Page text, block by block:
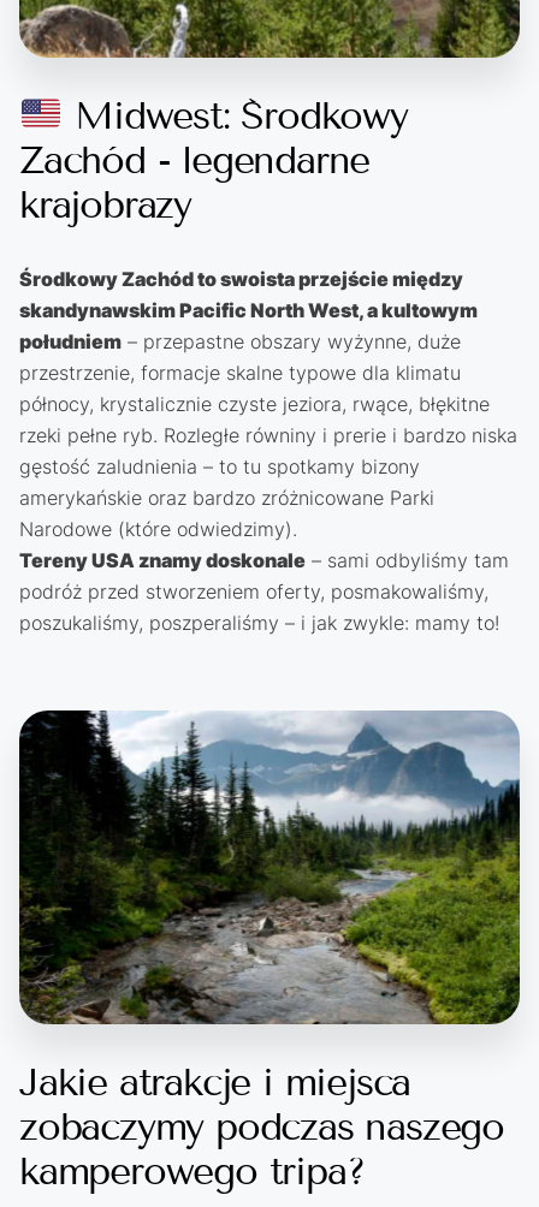
Midwest: Środkowy
Zachód - legendarne
krajobrazy
Środkowy Zachód to swoista przejście między
skandynawskim Pacific North West, a kultowym
południem – przepastne obszary wyżynne, duże
przestrzenie, formacje skalne typowe dla klimatu
północy, krystalicznie czyste jeziora, rwące, błękitne
rzeki pełne ryb. Rozległe równiny i prerie i bardzo niska
gęstość zaludnienia – to tu spotkamy bizony
amerykańskie oraz bardzo zróżnicowane Parki
Narodowe (które odwiedzimy).
Tereny USA znamy doskonale – sami odbyliśmy tam
podróż przed stworzeniem oferty, posmakowaliśmy,
poszukaliśmy, poszperaliśmy – i jak zwykle: mamy to!
Jakie atrakcje i miejsca
zobaczymy podczas naszego
kamperowego tripa?